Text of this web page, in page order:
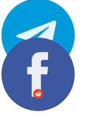
Teilen: